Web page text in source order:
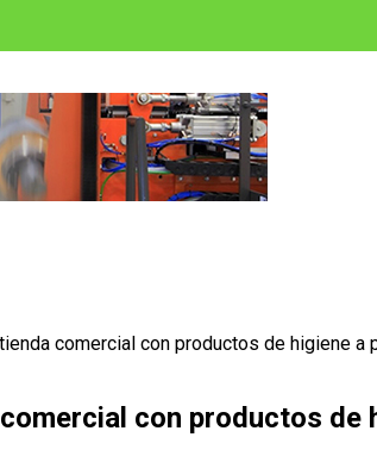
comercial con productos de higiene a
con productos de